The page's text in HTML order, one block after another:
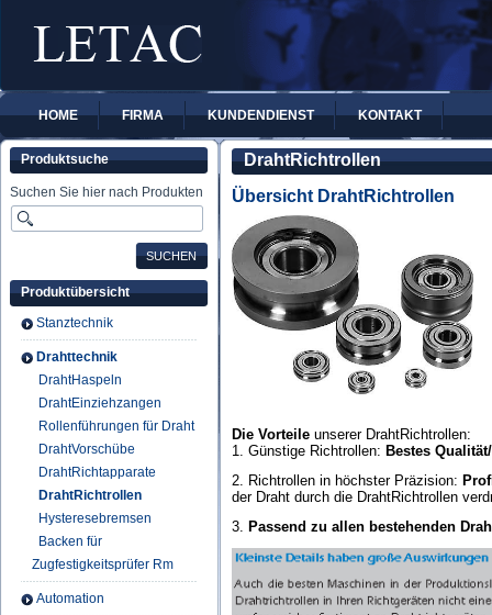
HOME FIRMA KUNDENDIENST KONTAKT
Produktsuche
Suchen Sie hier nach Produkten
Produktübersicht
Stanztechnik
Drahttechnik
DrahtHaspeln
DrahtEinziehzangen
Rollenführungen für Draht
DrahtVorschübe
DrahtRichtapparate
DrahtRichtrollen
Hysteresebremsen
Backen für
Zugfestigkeitsprüfer Rm
Automation
DrahtRichtrollen
Übersicht DrahtRichtrollen
Die Vorteile unserer DrahtRichtrollen:
1. Günstige Richtrollen: Bestes
2. Richtrollen in höchster Präzision:
der Draht durch die DrahtRichtrollen
3. Passend zu allen bestehenden